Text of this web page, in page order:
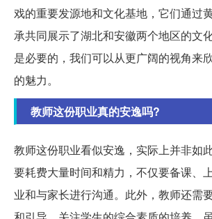
戏的重要发源地和文化基地，它们通过
承共同展示了湖北和安徽两个地区的文
是必要的，我们可以从更广阔的视角来
的魅力。
教师这份职业真的安逸吗?
教师这份职业看似安逸，实际上并非如
要耗费大量时间和精力，不仅要备课、
业和与家长进行沟通。此外，教师还需